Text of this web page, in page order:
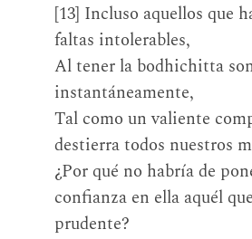
[13] Incluso aquellos que
faltas intolerables,
Al tener la bodhichitta
instantáneamente,
Tal como un valiente
destierra todos nuestros
¿Por qué no habría de
confianza en ella aquél
prudente?